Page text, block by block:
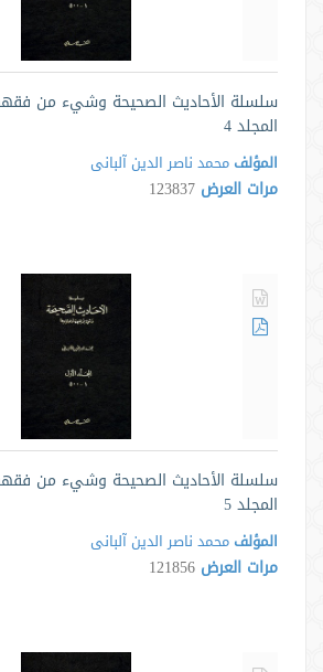
سلسلة الأحاديث الصحيحة وشيء من
المجلد 4
المؤلف محمد ناصر الدین آلبانی
مرات العرض 123837
سلسلة الأحاديث الصحيحة وشيء من
المجلد 5
المؤلف محمد ناصر الدین آلبانی
مرات العرض 121856